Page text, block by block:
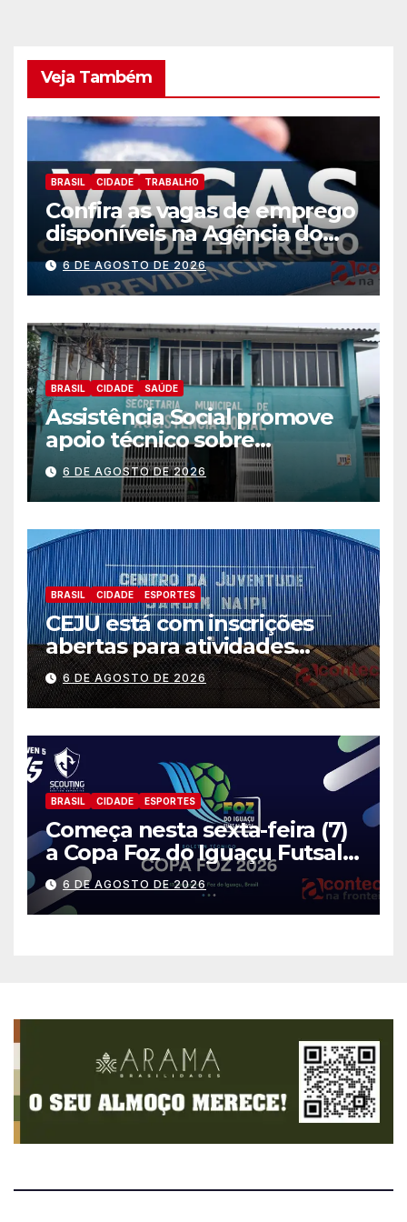
Veja Também
BRASIL CIDADE TRABALHO
Confira as vagas de emprego
disponíveis na Agência do
Trabalhador
6 DE AGOSTO DE 2026
BRASIL CIDADE SAÚDE
Assistência Social promove
apoio técnico sobre
preparação e resposta a
situações de emergência e
calamidade pública
6 DE AGOSTO DE 2026
BRASIL CIDADE ESPORTES
CEJU está com inscrições
abertas para atividades
gratuitas
6 DE AGOSTO DE 2026
BRASIL CIDADE ESPORTES
Começa nesta sexta-feira (7)
a Copa Foz do Iguaçu Futsal
2026 com equipes de quatro
países
6 DE AGOSTO DE 2026